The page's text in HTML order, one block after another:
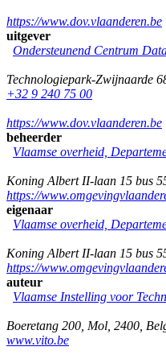
https://www.dov.vlaanderen.be
uitgever
Ondersteunend Centrum
Technologiepark-Zwijnaarde
+32 9 240 75 00
https://www.dov.vlaanderen.be
beheerder
Vlaamse overheid,
Koning Albert II-laan 15 bus
https://
eigenaar
Vlaamse overheid,
Koning Albert II-laan 15 bus
https://
auteur
Vlaamse Instelling voor
Boeretang 200 Mol 2400
www.vito.be